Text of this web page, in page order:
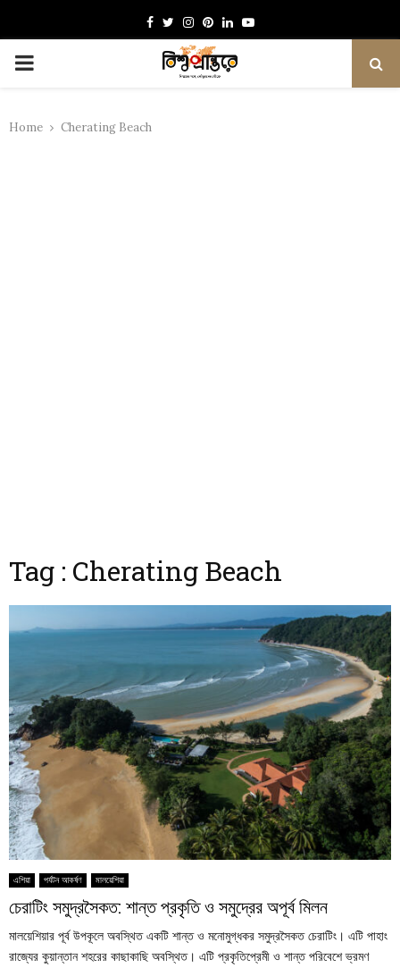
Facebook
TwitterInstagram
Pinterest
LinkedinYoutube
PRIMARY
Home Cherating Beach
Tag : Cherating Beach
এশিয়া পর্যটন আকর্ষণ মালয়েশিয়া
চেরাটিং সমুদ্রসৈকত: শান্ত প্রকৃতি ও সমুদ্রের অপূর্ব মিলন
মালয়েশিয়ার পূর্ব উপকূলে অবস্থিত একটি শান্ত ও মনোমুগ্ধকর সমুদ্রসৈকত চেরাটিং। এটি পাহাং
রাজ্যের কুয়ান্তান শহরের কাছাকাছি অবস্থিত। এটি প্রকৃতিপ্রেমী ও শান্ত পরিবেশে ভ্রমণ